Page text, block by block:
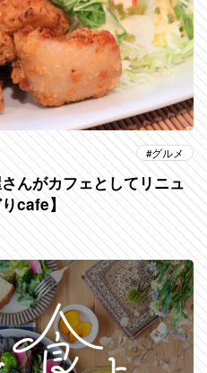
グルメ
んがカフェとしてリニュ
cafe】